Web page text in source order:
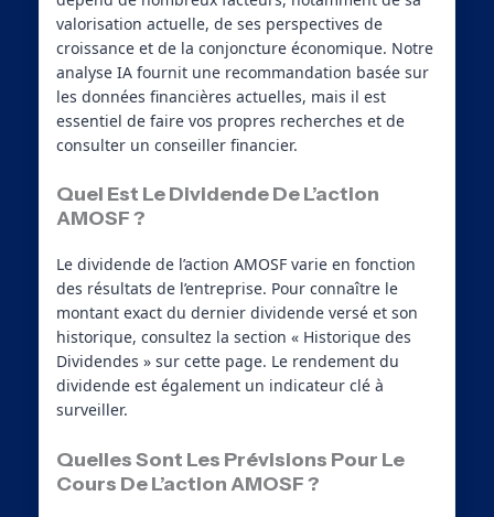
valorisation actuelle, de ses perspectives de
croissance et de la conjoncture économique. Notre
analyse IA fournit une recommandation basée sur
les données financières actuelles, mais il est
essentiel de faire vos propres recherches et de
consulter un conseiller financier.
Quel Est Le Dividende De L’action
AMOSF ?
Le dividende de l’action AMOSF varie en fonction
des résultats de l’entreprise. Pour connaître le
montant exact du dernier dividende versé et son
historique, consultez la section « Historique des
Dividendes » sur cette page. Le rendement du
dividende est également un indicateur clé à
surveiller.
Quelles Sont Les Prévisions Pour Le
Cours De L’action AMOSF ?